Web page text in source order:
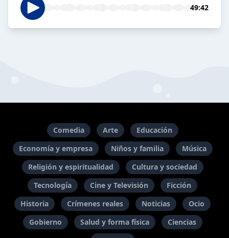
49:42
Comedia Arte
Educación
Economía y empresa
Niños y familia
Música
Religión y espiritualidad
Cultura y sociedad
Tecnología
Cine y Televisión
Ficción
Historia
Crímenes reales Noticias
Ocio
Gobierno
Salud y forma física
Ciencias